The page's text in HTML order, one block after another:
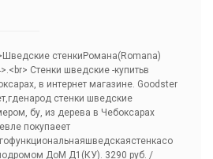
стенкиРомана(Romana)
Стенки шведские -купитьв
в интернет магазине. Goodster
стенки шведские
бу, из дерева в Чебоксарах
покупаеет
ДоМ Д1(КУ). 3290 руб. /